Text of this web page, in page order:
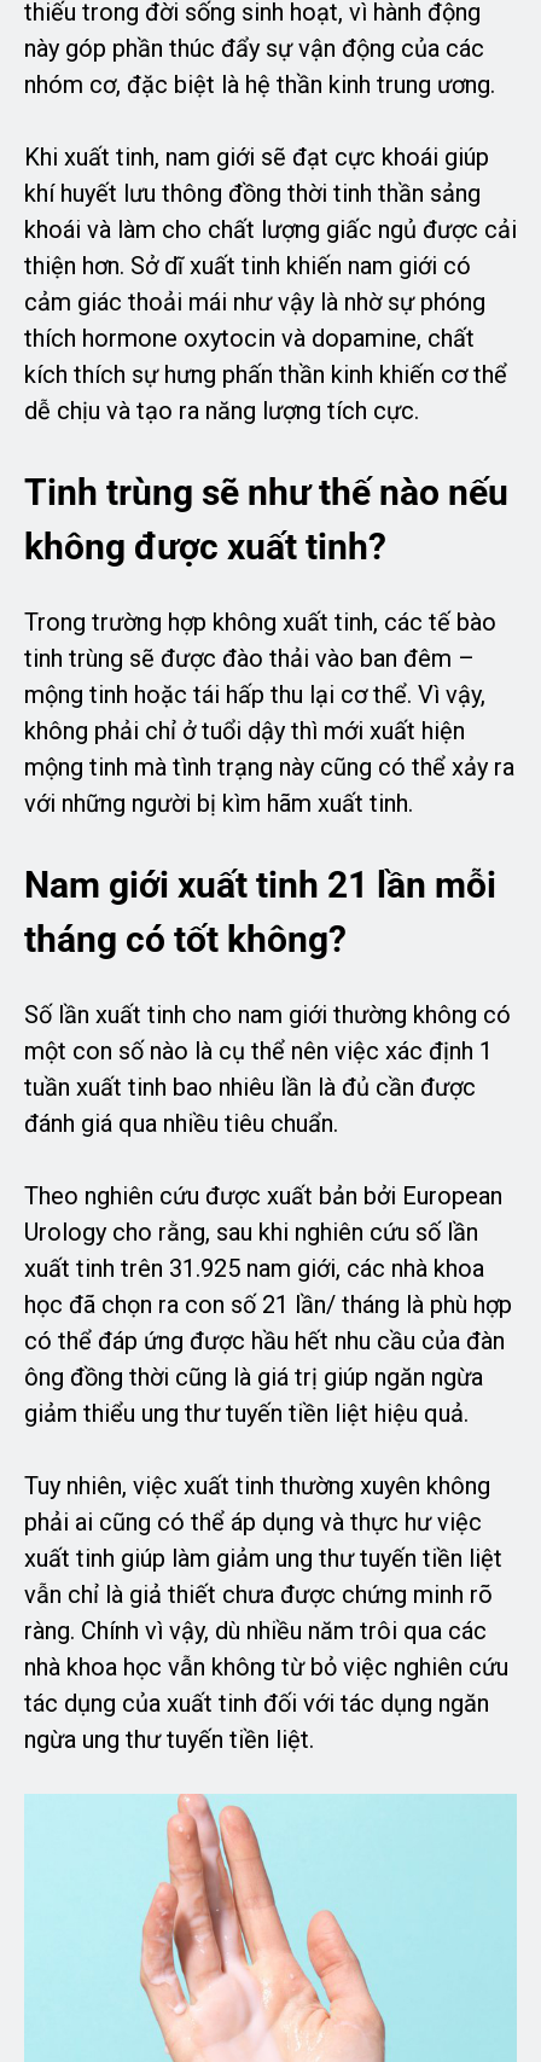
thiếu trong đời sống sinh hoạt, vì hành động
này góp phần thúc đẩy sự vận động của các
nhóm cơ, đặc biệt là hệ thần kinh trung ương.
Khi xuất tinh, nam giới sẽ đạt cực khoái giúp
khí huyết lưu thông đồng thời tinh thần sảng
khoái và làm cho chất lượng giấc ngủ được cải
thiện hơn. Sở dĩ xuất tinh khiến nam giới có
cảm giác thoải mái như vậy là nhờ sự phóng
thích hormone oxytocin và dopamine, chất
kích thích sự hưng phấn thần kinh khiến cơ thể
dễ chịu và tạo ra năng lượng tích cực.
Tinh trùng sẽ như thế nào nếu
không được xuất tinh?
Trong trường hợp không xuất tinh, các tế bào
tinh trùng sẽ được đào thải vào ban đêm –
mộng tinh hoặc tái hấp thu lại cơ thể. Vì vậy,
không phải chỉ ở tuổi dậy thì mới xuất hiện
mộng tinh mà tình trạng này cũng có thể xảy ra
với những người bị kìm hãm xuất tinh.
Nam giới xuất tinh 21 lần mỗi
tháng có tốt không?
Số lần xuất tinh cho nam giới thường không có
một con số nào là cụ thể nên việc xác định 1
tuần xuất tinh bao nhiêu lần là đủ cần được
đánh giá qua nhiều tiêu chuẩn.
Theo nghiên cứu được xuất bản bởi European
Urology cho rằng, sau khi nghiên cứu số lần
xuất tinh trên 31.925 nam giới, các nhà khoa
học đã chọn ra con số 21 lần/ tháng là phù hợp
có thể đáp ứng được hầu hết nhu cầu của đàn
ông đồng thời cũng là giá trị giúp ngăn ngừa
giảm thiểu ung thư tuyến tiền liệt hiệu quả.
Tuy nhiên, việc xuất tinh thường xuyên không
phải ai cũng có thể áp dụng và thực hư việc
xuất tinh giúp làm giảm ung thư tuyến tiền liệt
vẫn chỉ là giả thiết chưa được chứng minh rõ
ràng. Chính vì vậy, dù nhiều năm trôi qua các
nhà khoa học vẫn không từ bỏ việc nghiên cứu
tác dụng của xuất tinh đối với tác dụng ngăn
ngừa ung thư tuyến tiền liệt.